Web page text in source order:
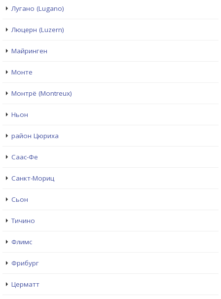
Лугано (Lugano)
Люцерн (Luzern)
Майринген
Монте
Монтрё (Montreux)
Ньон
район Цюриха
Саас-Фе
Санкт-Мориц
Сьон
Тичино
Флимс
Фрибург
Церматт